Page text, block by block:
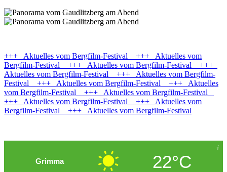
+++ Aktuelles vom Bergfilm-Festival +++ Aktuelles vom
Bergfilm-Festival +++ Aktuelles vom Bergfilm-Festival +++
Aktuelles vom Bergfilm-Festival +++ Aktuelles vom Bergfilm-
Festival +++ Aktuelles vom Bergfilm-Festival +++ Aktuelles
vom Bergfilm-Festival +++ Aktuelles vom Bergfilm-Festival
+++ Aktuelles vom Bergfilm-Festival +++ Aktuelles vom
Bergfilm-Festival +++ Aktuelles vom Bergfilm-Festival
Grimma 22°C